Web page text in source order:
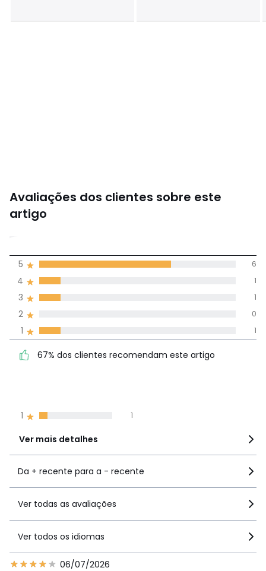
Avaliações dos clientes sobre este
artigo
4,2
(9)
1 1
recomendam este artigo
Ver mais detalhes
1 1
2 0
3 1
4 1
5 6
67% dos clientes recomendam este artigo
Da + recente para a - recente
Ver todas as avaliações
Ver todos os idiomas
06/07/2026